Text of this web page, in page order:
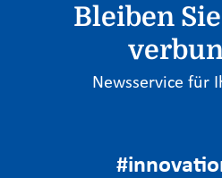
Bleiben
Newsservice für